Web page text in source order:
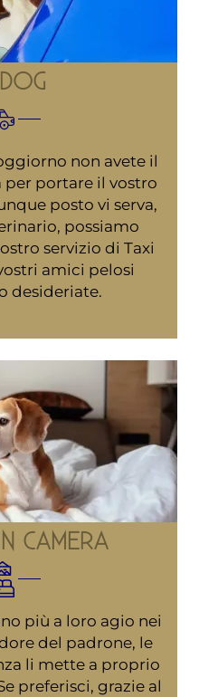
non avete il
portare il vostro
posto vi serva,
possiamo
servizio di Taxi
amici pelosi
desideriate.
CAMERA
più a loro agio nei
del padrone, le
li mette a proprio
preferisci, grazie al